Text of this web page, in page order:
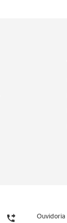
Ouvidoria